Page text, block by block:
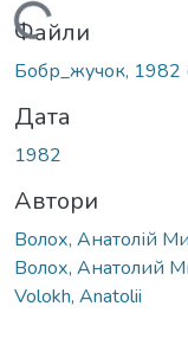
Вантажиться...
Файли
Бобр_жучок, 1982
Дата
1982
Автори
Волох, Анатолій
Волох, Анатолий
Volokh, Anatolii